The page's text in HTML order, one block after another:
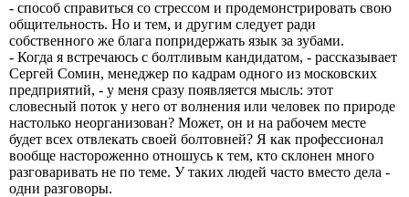
- способ справиться со стрессом и продемонстрировать свою
общительность. Но и тем, и другим следует ради
собственного же блага попридержать язык за зубами.
- Когда я встречаюсь с болтливым кандидатом, - рассказывает
Сергей Сомин, менеджер по кадрам одного из московских
предприятий, - у меня сразу появляется мысль: этот
словесный поток у него от волнения или человек по природе
настолько неорганизован? Может, он и на рабочем месте
будет всех отвлекать своей болтовней? Я как профессионал
вообще настороженно отношусь к тем, кто склонен много
разговаривать не по теме. У таких людей часто вместо дела -
одни разговоры.